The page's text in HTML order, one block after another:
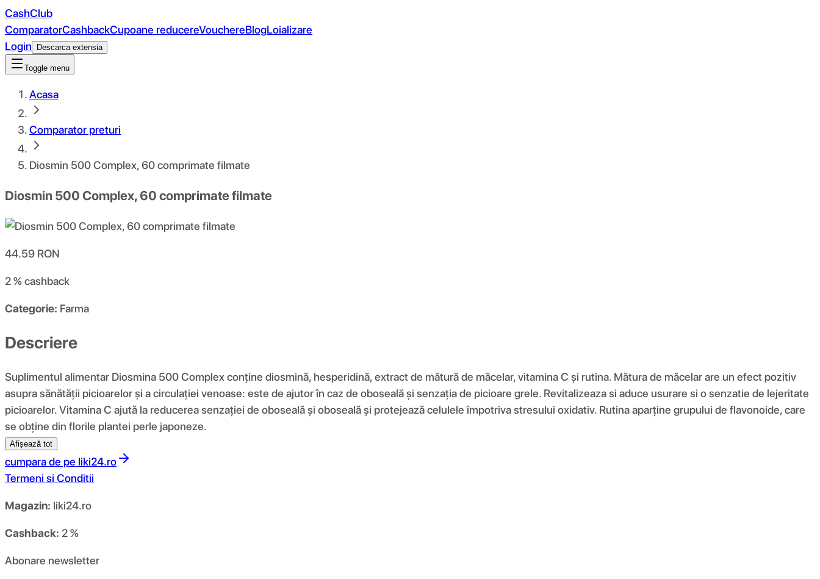
CashClub
ComparatorCashbackCupoane reducereVouchereBlogLoializare
Login
Descarca extensia
Toggle menu
Acasa
Comparator preturi
Diosmin 500 Complex, 60 comprimate filmate
Diosmin 500 Complex, 60 comprimate filmate
44.59 RON
2 %cashback
Categorie: Farma
Descriere
Suplimentul alimentar Diosmina 500 Complex conține diosmină, hesperidină, extract de mătură de măcelar, vitamina C și rutina. Mătura de măcelar are un efect pozitiv
asupra sănătății picioarelor și a circulației venoase: este de ajutor în caz de oboseală și senzația de picioare grele. Revitalizeaza si aduce usurare si o senzatie de lejeritate
picioarelor. Vitamina C ajută la reducerea senzației de oboseală și oboseală și protejează celulele împotriva stresului oxidativ. Rutina aparține grupului de flavonoide, care
se obține din florile plantei perle japoneze.
Afișează tot
cumpara de pe liki24.ro
Termeni si Conditii
Magazin: liki24.ro
Cashback: 2 %
Abonare newsletter